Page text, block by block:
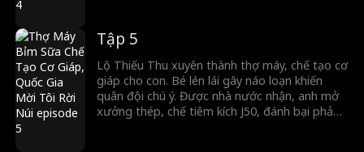
Hạ thành siêu cường quân sự.
Tập 5
Lộ Thiếu Thu xuyên thành thợ máy, chế tạo cơ
giáp cho con. Bé lén lái gây náo loạn khiến
quân đội chú ý. Được nhà nước nhận, anh mở
xưởng thép, chế tiêm kích J50, đánh bại phản